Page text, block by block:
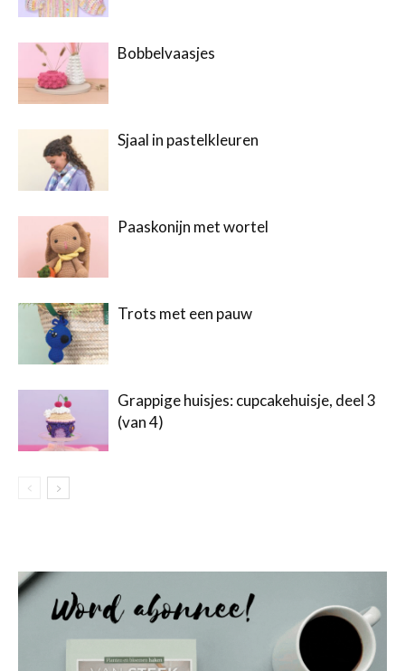
Bobbelvaasjes
Sjaal in pastelkleuren
Paaskonijn met wortel
Trots met een pauw
Grappige huisjes: cupcakehuisje, deel 3
(van 4)